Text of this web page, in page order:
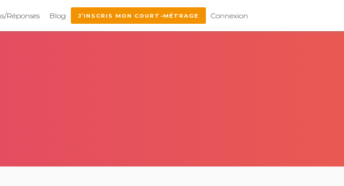
Réponses Blog J’INSCRIS MON COURT-MÉTRAGE Connexion